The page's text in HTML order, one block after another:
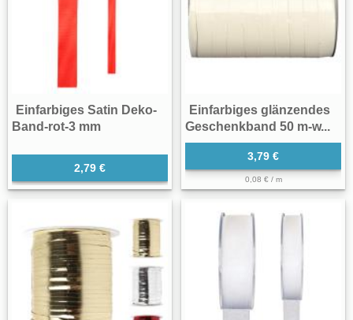
Einfarbiges Satin Deko-
Band-rot-3 mm
2,79 €
Einfarbiges glänzendes
Geschenkband 50 m-w...
3,79 €
0,08 € / m